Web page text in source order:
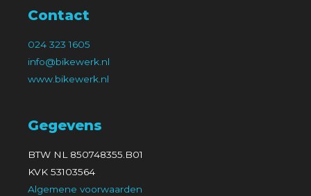
Contact
024 323 1605
info@bikewerk.nl
www.bikewerk.nl
Gegevens
BTW NL 850748355.B01
KVK 53103564
Algemene voorwaarden